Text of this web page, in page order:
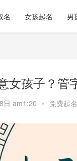
名 女孩起名 男
女孩子？管
日 am1:20 • 免费起名